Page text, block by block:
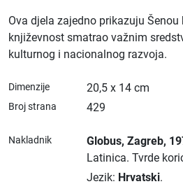
Ova djela zajedno prikazuju
književnost smatrao važnim
kulturnog i nacionalnog razvoja.
Dimenzije 20,5 x 14 cm
Broj strana 429
Nakladnik Globus, Zagreb,
Latinica. Tvrde
Jezik: Hrvatski.